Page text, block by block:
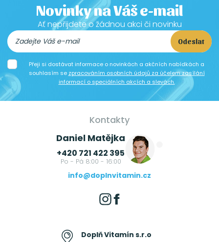
Novinky na Váš e-mail
Ať nepřijdete o žádnou akci či novinku
Odeslat
Přeji si dostávat informace o novinkách a akčních nabídkách a
souhlasím se zpracováním osobních údajů za účelem zasílání
informací o speciálních akcích a slevách.
Kontakty
Daniel Matějka
+420 721 422 395
Po - Pá 8:00 - 16:00
info@doplnvitamin.cz
Doplň Vitamín s.r.o